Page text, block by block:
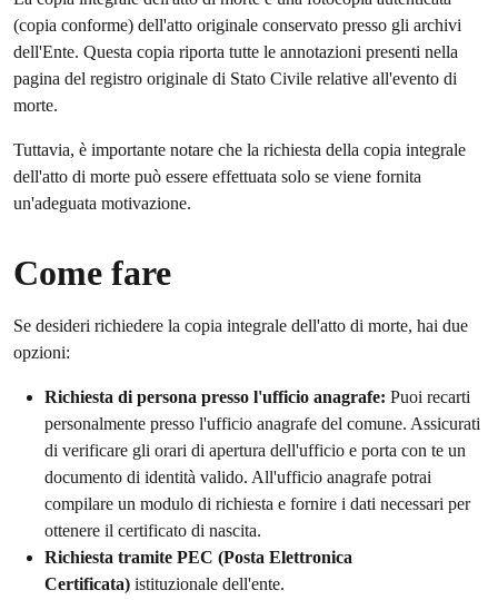
(copia conforme) dell'atto originale conservato presso gli archivi
dell'Ente. Questa copia riporta tutte le annotazioni presenti nella
pagina del registro originale di Stato Civile relative all'evento di
morte.
Tuttavia, è importante notare che la richiesta della copia integrale
dell'atto di morte può essere effettuata solo se viene fornita
un'adeguata motivazione.
Come fare
Se desideri richiedere la copia integrale dell'atto di morte, hai due
opzioni:
Richiesta di persona presso l'ufficio anagrafe: Puoi recarti
personalmente presso l'ufficio anagrafe del comune. Assicurati
di verificare gli orari di apertura dell'ufficio e porta con te un
documento di identità valido. All'ufficio anagrafe potrai
compilare un modulo di richiesta e fornire i dati necessari per
ottenere il certificato di nascita.
Richiesta tramite PEC (Posta Elettronica
Certificata) istituzionale dell'ente.